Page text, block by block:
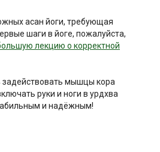
асан йоги, требующая
шаги в йоге, пожалуйста,
лекцию о корректной
задействовать мышцы кора
руки и ноги в урдхва
и надёжным!